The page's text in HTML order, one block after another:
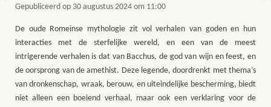
Gepubliceerd op 30 augustus 2024 om 11:00
De oude Romeinse mythologie zit vol verhalen van goden en hun
interacties met de sterfelijke wereld, en een van de meest
intrigerende verhalen is dat van Bacchus, de god van wijn en feest, en
de oorsprong van de amethist. Deze legende, doordrenkt met thema’s
van dronkenschap, wraak, berouw, en uiteindelijke bescherming, biedt
niet alleen een boeiend verhaal, maar ook een verklaring voor de